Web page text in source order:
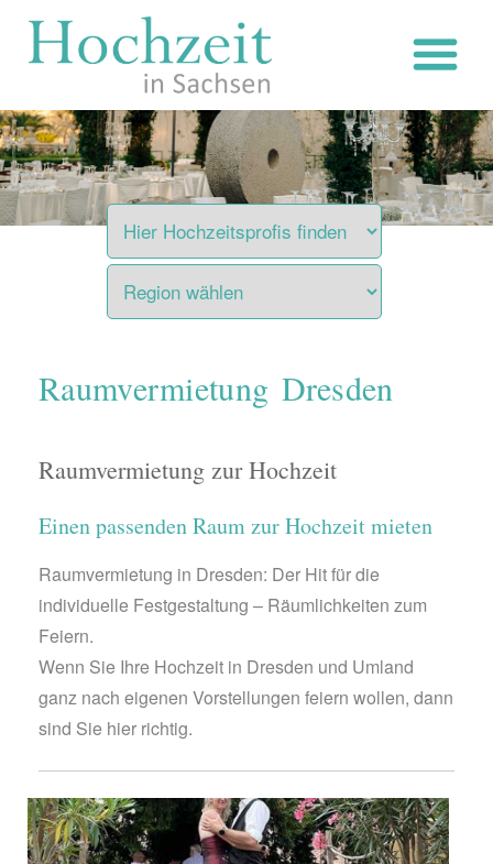
Inhalt
Raumvermietung Dresden
Raumvermietung zur Hochzeit
Einen passenden Raum zur Hochzeit mieten
Raumvermietung in Dresden: Der Hit für die
individuelle Festgestaltung – Räumlichkeiten zum
Feiern.
Wenn Sie Ihre Hochzeit in Dresden und Umland
ganz nach eigenen Vorstellungen feiern wollen, dann
sind Sie hier richtig.